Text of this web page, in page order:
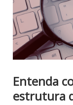
Entenda
estrutura